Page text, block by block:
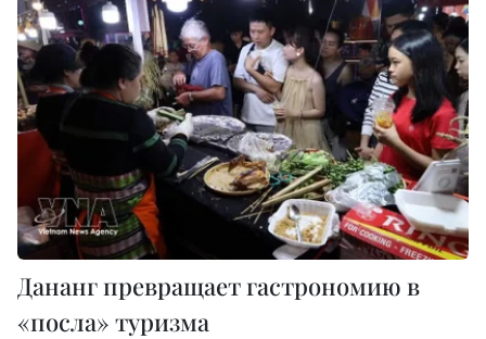
Дананг превращает гастрономию в
«посла» туризма